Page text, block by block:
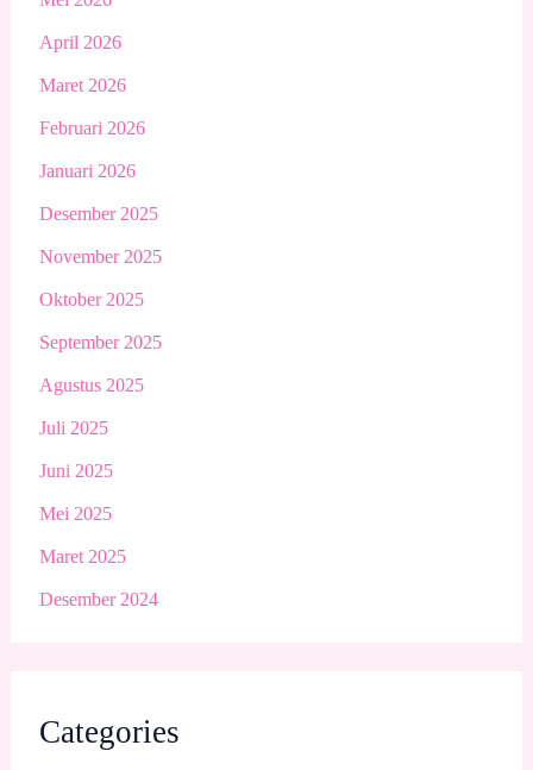
April 2026
Maret 2026
Februari 2026
Januari 2026
Desember 2025
November 2025
Oktober 2025
September 2025
Agustus 2025
Juli 2025
Juni 2025
Mei 2025
Maret 2025
Desember 2024
Categories